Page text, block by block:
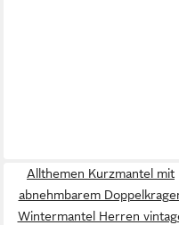
Allthemen Kurzmantel mit
abnehmbarem
Wintermantel Herren